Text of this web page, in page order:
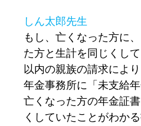
しん太郎先生
もし、亡くなった方に
た方と生計を同じくし
以内の親族の請求によ
年金事務所に「未支給
亡くなった方の年金証
くしていたことがわか